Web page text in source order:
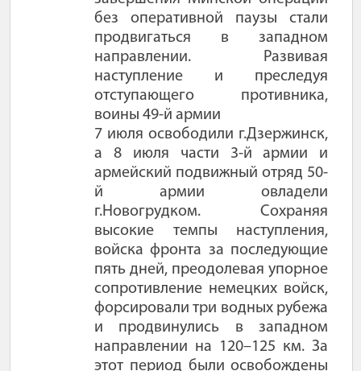
без оперативной паузы стали
продвигаться в западном
направлении. Развивая
наступление и преследуя
отступающего противника,
воины 49-й армии
7 июля освободили г.Дзержинск,
а 8 июля части 3-й армии и
армейский подвижный отряд 50-
й армии овладели
г.Новогрудком. Сохраняя
высокие темпы наступления,
войска фронта за последующие
пять дней, преодолевая упорное
сопротивление немецких войск,
форсировали три водных рубежа
и продвинулись в западном
направлении на 120–125 км. За
этот период были освобождены